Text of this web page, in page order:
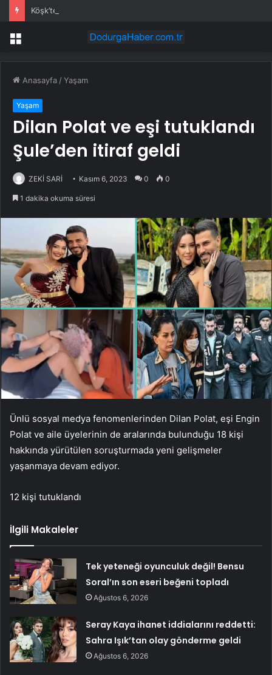
Köşk’te Sağanak Felaketi: Ev ve İş Yerlerini Su Bastı
Menü
Anasayfa /Yaşam
Yaşam
Dilan Polat ve eşi tutuklandı
Şule’den itiraf geldi
ZEKİ SARİ Kasım 6, 2023 0 0
1 dakika okuma süresi
Ünlü sosyal medya fenomenlerinden Dilan Polat, eşi Engin
Polat ve aile üyelerinin de aralarında bulunduğu 18 kişi
hakkında yürütülen soruşturmada yeni gelişmeler
yaşanmaya devam ediyor.
12 kişi tutuklandı
İlgili Makaleler
Tek yeteneği oyunculuk değil! Bensu
Soral’ın son eseri beğeni topladı
Ağustos 6, 2026
Seray Kaya ihanet iddialarını reddetti:
Sahra Işık’tan olay gönderme geldi
Ağustos 6, 2026